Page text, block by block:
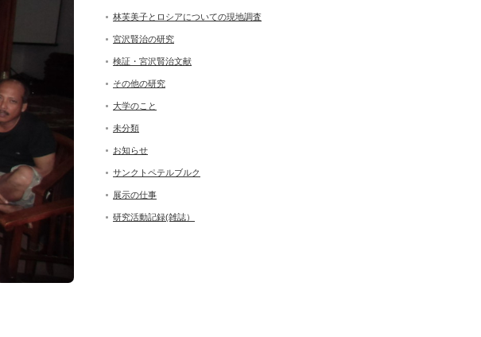
林芙美子とロシアについての現地調査
宮沢賢治の研究
検証・宮沢賢治文献
その他の研究
大学のこと
未分類
お知らせ
サンクトペテルブルク
展示の仕事
研究活動記録(雑誌）